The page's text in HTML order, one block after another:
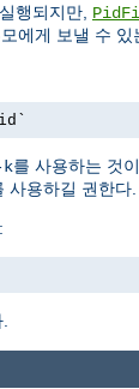
행되지만,
에게 보낼 수
k를 사용하는 것
사용하길 권한다.